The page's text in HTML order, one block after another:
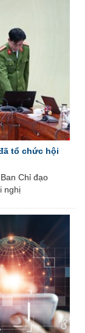
tổ chức hội
Chỉ đạo
nghị